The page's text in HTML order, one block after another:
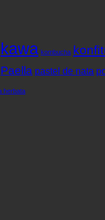
kawa kombucha
Paella pastel de nata
herbata